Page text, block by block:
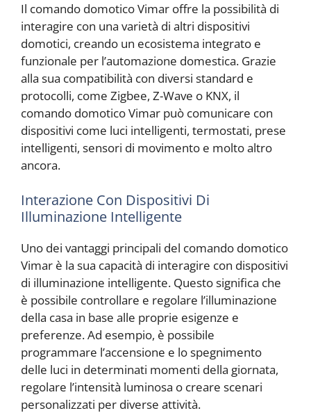
Il comando domotico Vimar offre la possibilità di
interagire con una varietà di altri dispositivi
domotici, creando un ecosistema integrato e
funzionale per l’automazione domestica. Grazie
alla sua compatibilità con diversi standard e
protocolli, come Zigbee, Z-Wave o KNX, il
comando domotico Vimar può comunicare con
dispositivi come luci intelligenti, termostati, prese
intelligenti, sensori di movimento e molto altro
ancora.
Interazione Con Dispositivi Di
Illuminazione Intelligente
Uno dei vantaggi principali del comando domotico
Vimar è la sua capacità di interagire con dispositivi
di illuminazione intelligente. Questo significa che
è possibile controllare e regolare l’illuminazione
della casa in base alle proprie esigenze e
preferenze. Ad esempio, è possibile
programmare l’accensione e lo spegnimento
delle luci in determinati momenti della giornata,
regolare l’intensità luminosa o creare scenari
personalizzati per diverse attività.